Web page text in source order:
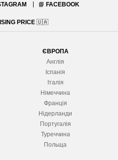
📘 FACEBOOK
PRICE 🇺🇦
ЄВРОПА
Англія
Іспанія
Італія
Німеччина
Франція
Нідерланди
Португалія
Туреччина
Польща